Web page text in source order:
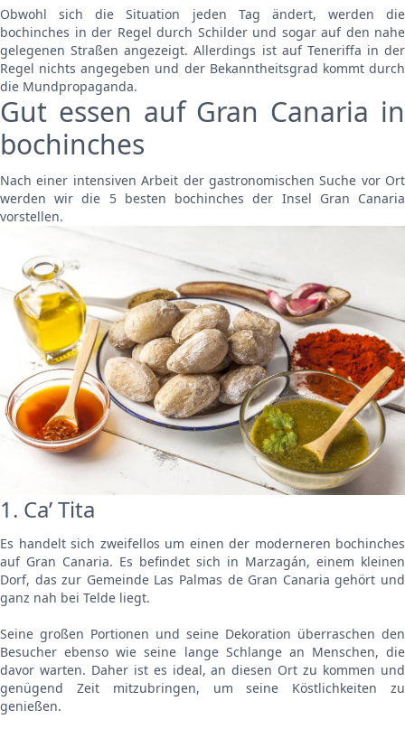
Obwohl sich die Situation jeden Tag ändert, werden die
bochinches in der Regel durch Schilder und sogar auf den nahe
gelegenen Straßen angezeigt. Allerdings ist auf Teneriffa in der
Regel nichts angegeben und der Bekanntheitsgrad kommt durch
die Mundpropaganda.
Gut essen auf Gran Canaria in
bochinches
Nach einer intensiven Arbeit der gastronomischen Suche vor Ort
werden wir die 5 besten bochinches der Insel Gran Canaria
vorstellen.
1. Ca’ Tita
Es handelt sich zweifellos um einen der moderneren bochinches
auf Gran Canaria. Es befindet sich in Marzagán, einem kleinen
Dorf, das zur Gemeinde Las Palmas de Gran Canaria gehört und
ganz nah bei Telde liegt.
Seine großen Portionen und seine Dekoration überraschen den
Besucher ebenso wie seine lange Schlange an Menschen, die
davor warten. Daher ist es ideal, an diesen Ort zu kommen und
genügend Zeit mitzubringen, um seine Köstlichkeiten zu
genießen.